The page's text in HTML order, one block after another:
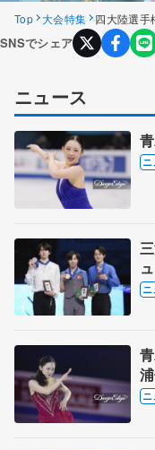
Top 大会特集 四大陸選
SNSでシェア
ニュース